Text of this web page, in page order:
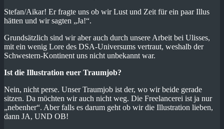
Stefan/Aikar! Er fragte uns ob wir Lust und Zeit für ein paar Illus
hätten und wir sagten „Ja!“.
Grundsätzlich sind wir aber auch durch unsere Arbeit bei Ulisses,
mit ein wenig Lore des DSA-Universums vertraut, weshalb der
Schwestern-Kontinent uns nicht unbekannt war.
Ist die Illustration euer Traumjob?
Nein, nicht perse. Unser Traumjob ist der, wo wir beide gerade
sitzen. Da möchten wir auch nicht weg. Die Freelancerei ist ja nur
„nebenher“. Aber falls es darum geht ob wir die Illustration lieben,
dann JA, UND OB!